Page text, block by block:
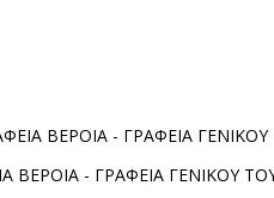
ΒΕΡΟΙΑ - ΓΡΑΦΕΙΑ